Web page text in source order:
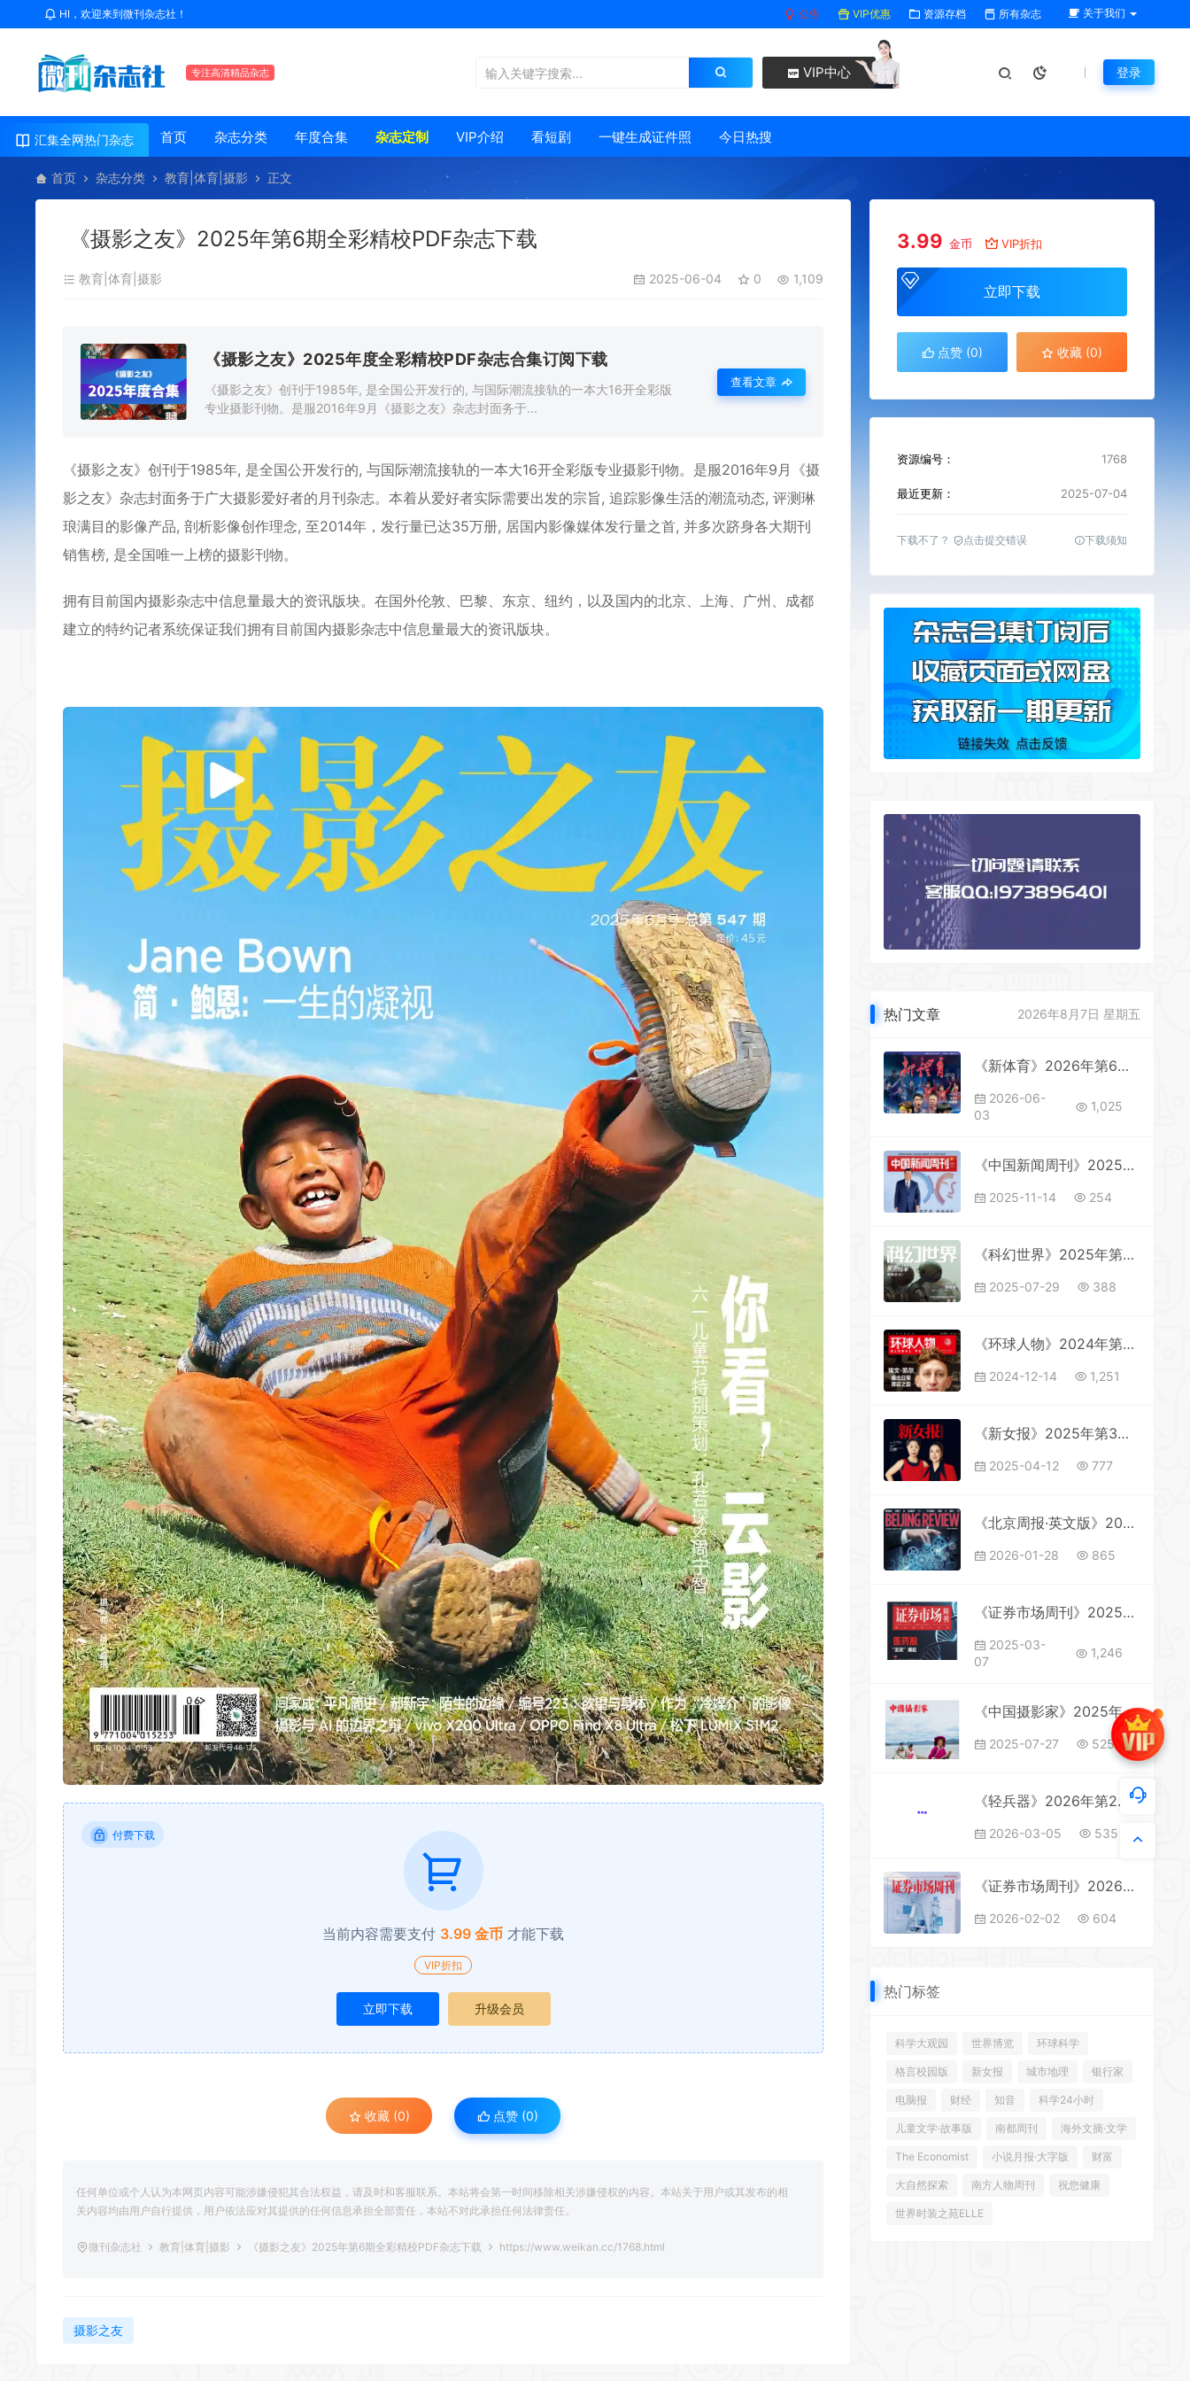
HI，欢迎来到微刊杂志社！ 公告 VIP优惠 资源存档 所有杂志 关于我们
专注高清精品杂志 VIP中心 登录
汇集全网热门杂志 首页 杂志分类 年度合集 杂志定制 VIP介绍 看短剧 一键生成证件照 今日热搜
首页 杂志分类 教育|体育|摄影 正文
《摄影之友》2025年第6期全彩精校PDF杂志下载
教育|体育|摄影 2025-06-04 0 1,109
《摄影之友》2025年度全彩精校PDF杂志合集订阅下载
《摄影之友》创刊于1985年, 是全国公开发行的, 与国际潮流接轨的一本大16开全彩版
专业摄影刊物。是服2016年9月《摄影之友》杂志封面务于...
查看文章
《摄影之友》创刊于1985年, 是全国公开发行的, 与国际潮流接轨的一本大16开全彩版专业摄影刊物。是服2016年9月《摄
影之友》杂志封面务于广大摄影爱好者的月刊杂志。本着从爱好者实际需要出发的宗旨, 追踪影像生活的潮流动态, 评测琳
琅满目的影像产品, 剖析影像创作理念, 至2014年，发行量已达35万册, 居国内影像媒体发行量之首, 并多次跻身各大期刊
销售榜, 是全国唯一上榜的摄影刊物。
拥有目前国内摄影杂志中信息量最大的资讯版块。在国外伦敦、巴黎、东京、纽约，以及国内的北京、上海、广州、成都
建立的特约记者系统保证我们拥有目前国内摄影杂志中信息量最大的资讯版块。
付费下载
当前内容需要支付 3.99 金币 才能下载
VIP折扣
立即下载 升级会员
收藏 (0) 点赞 (0)
任何单位或个人认为本网页内容可能涉嫌侵犯其合法权益，请及时和客服联系。本站将会第一时间移除相关涉嫌侵权的内容。本站关于用户或其发布的相
关内容均由用户自行提供，用户依法应对其提供的任何信息承担全部责任，本站不对此承担任何法律责任。
微刊杂志社 教育|体育|摄影 《摄影之友》2025年第6期全彩精校PDF杂志下载 https://www.weikan.cc/1768.html
摄影之友
3.99 金币 VIP折扣
立即下载
点赞 (0) 收藏 (0)
资源编号： 1768
最近更新： 2025-07-04
下载不了？ 点击提交错误 下载须知
热门文章 2026年8月7日 星期五
《新体育》2026年第6期全彩精校PDF杂志下载
2026-06-
03
1,025
《中国新闻周刊》2025年第41期全彩精校PDF杂志下载
2025-11-14 254
《科幻世界》2025年第5期全彩精校PDF杂志下载
2025-07-29 388
《环球人物》2024年第23期全彩精校PDF杂志下载
2024-12-14 1,251
《新女报》2025年第3期全彩精校PDF杂志下载
2025-04-12 777
《北京周报·英文版》2026年第4期全彩精校PDF杂志下载
2026-01-28 865
《证券市场周刊》2025年第7期全彩精校PDF杂志下载
2025-03-
07
1,246
《中国摄影家》2025年第7期全彩精校PDF杂志下载
2025-07-27 525
《轻兵器》2026年第2期全彩精校PDF杂志下载
2026-03-05 535
《证券市场周刊》2026年第4期全彩精校PDF杂志下载
2026-02-02 604
热门标签
科学大观园 世界博览 环球科学
格言校园版 新女报 城市地理 银行家
电脑报 财经 知音 科学24小时
儿童文学·故事版 南都周刊 海外文摘·文学
The Economist 小说月报·大字版 财富
大自然探索 南方人物周刊 祝您健康
世界时装之苑ELLE